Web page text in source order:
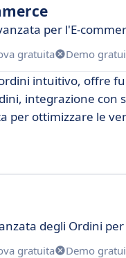
per l'E-
gratuita Demo
intuitivo, offre
integrazione con
per ottimizzare le
degli Ordini
gratuita Demo